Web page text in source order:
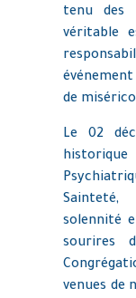
tenu des
véritable
de
Le 02
Sainteté,
solennité
sourires
venues de